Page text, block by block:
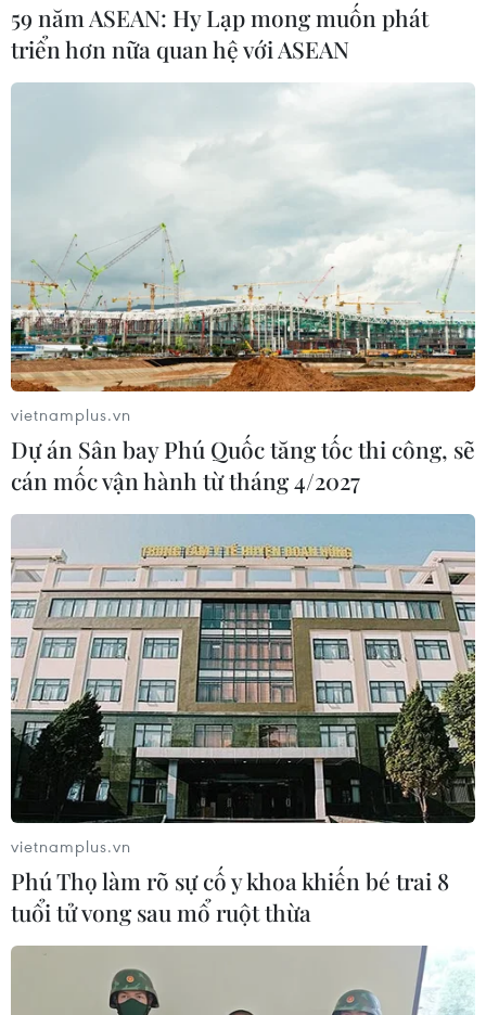
TIN CÙNG CHUYÊN MỤC
Quy định chức năng, nhiệm vụ,
quyền hạn và cơ cấu tổ chức của Bộ Y
tế
59 năm ASEAN: Hy Lạp mong muốn phát
triển hơn nữa quan hệ với ASEAN
vietnamplus.vn
Dự án Sân bay Phú Quốc tăng tốc thi công, sẽ
cán mốc vận hành từ tháng 4/2027
vietnamplus.vn
Phú Thọ làm rõ sự cố y khoa khiến bé trai 8
tuổi tử vong sau mổ ruột thừa